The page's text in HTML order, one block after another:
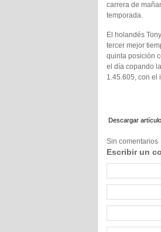
carrera de
temporada.
El holandés
tercer mejor
quinta posición
el día copando
1.45.605, con el
Descargar
Sin comentarios
Escribir un